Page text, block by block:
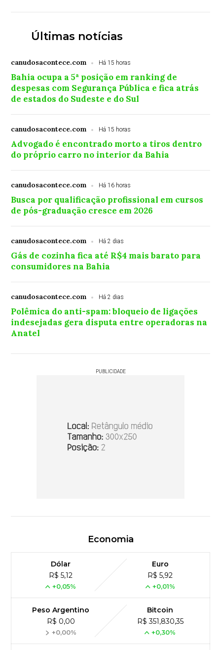
Últimas notícias
canudosacontece.com Há 15 horas
Bahia ocupa a 5ª posição em ranking de
despesas com Segurança Pública e fica atrás
de estados do Sudeste e do Sul
canudosacontece.com Há 15 horas
Advogado é encontrado morto a tiros dentro
do próprio carro no interior da Bahia
canudosacontece.com Há 16 horas
Busca por qualificação profissional em cursos
de pós-graduação cresce em 2026
canudosacontece.com Há 2 dias
Gás de cozinha fica até R$4 mais barato para
consumidores na Bahia
canudosacontece.com Há 2 dias
Polêmica do anti-spam: bloqueio de ligações
indesejadas gera disputa entre operadoras na
Anatel
PUBLICIDADE
Economia
Dólar
R$ 5,12
+0,05%
Euro
R$ 5,92
+0,01%
Peso Argentino
R$ 0,00
+0,00%
Bitcoin
R$ 351,830,35
+0,30%